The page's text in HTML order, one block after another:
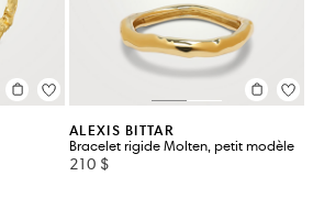
ALEXIS BITTAR
Bracelet rigide Molten, petit modèle
210 $